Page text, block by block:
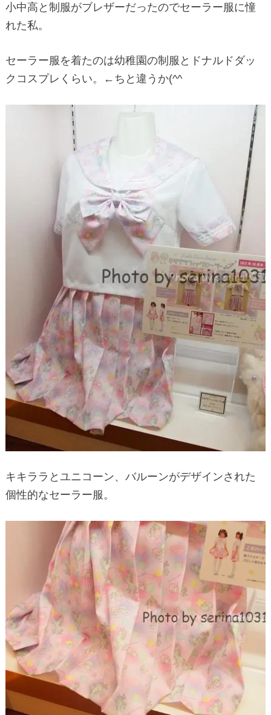
小中高と制服がブレザーだったのでセーラー服に憧
れた私。
セーラー服を着たのは幼稚園の制服とドナルドダッ
クコスプレくらい。←ちと違うか(^^ゞ
キキララとユニコーン、バルーンがデザインされた
個性的なセーラー服。